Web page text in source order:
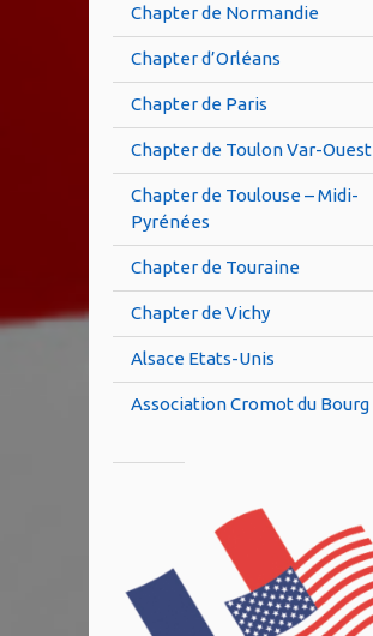
Chapter de Normandie
Chapter d’Orléans
Chapter de Paris
Chapter de Toulon Var-Ouest
Chapter de Toulouse – Midi-
Pyrénées
Chapter de Touraine
Chapter de Vichy
Alsace Etats-Unis
Association Cromot du Bourg